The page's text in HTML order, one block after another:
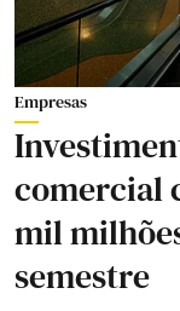
Empresas
comercial
mil
semestre